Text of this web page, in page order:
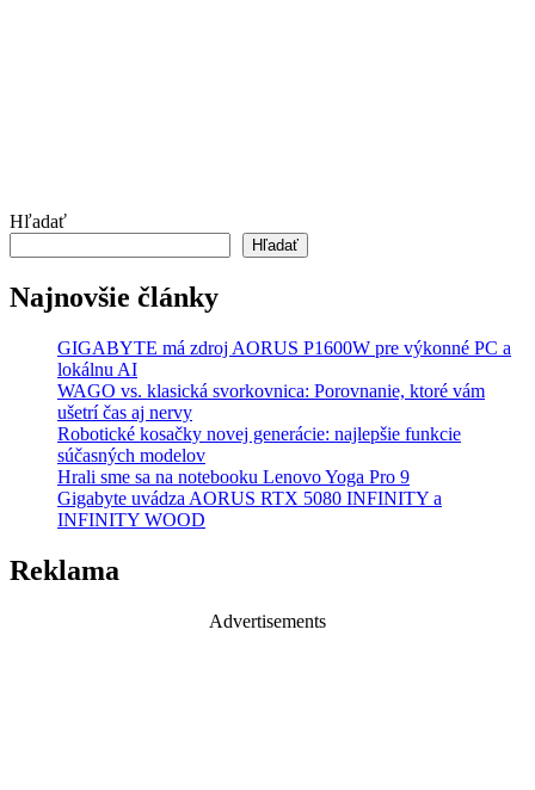
Hľadať
Hľadať
Najnovšie články
GIGABYTE má zdroj AORUS P1600W pre výkonné PC a
lokálnu AI
WAGO vs. klasická svorkovnica: Porovnanie, ktoré vám
ušetrí čas aj nervy
Robotické kosačky novej generácie: najlepšie funkcie
súčasných modelov
Hrali sme sa na notebooku Lenovo Yoga Pro 9
Gigabyte uvádza AORUS RTX 5080 INFINITY a
INFINITY WOOD
Reklama
Advertisements